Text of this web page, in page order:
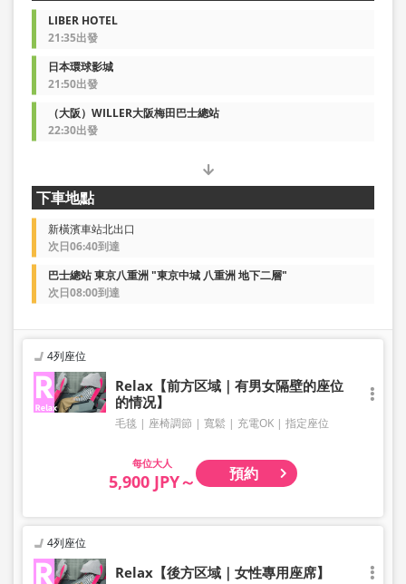
LIBER HOTEL
21:35出發
日本環球影城
21:50出發
（大阪）WILLER大阪梅田巴士總站
22:30出發
下車地點
新橫濱車站北出口
次日06:40到達
巴士總站 東京八重洲 "東京中城 八重洲 地下二層"
次日08:00到達
4列座位
Relax【前方区域｜有男女隔壁的座位
的情况】
毛毯 座椅調節 寬鬆 充電OK 指定座位
大人
5,900 JPY～ 預約
4列座位
Relax【後方区域｜女性專用座席】